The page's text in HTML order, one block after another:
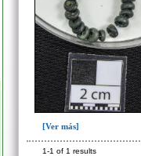
[Ver más]
1-1 of 1 results